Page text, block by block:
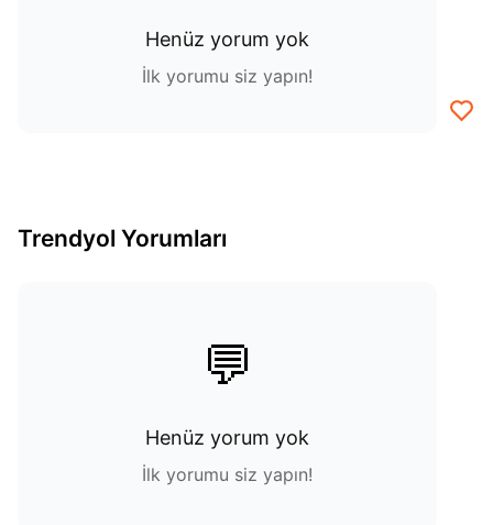
Henüz yorum yok
İlk yorumu siz yapın!
Trendyol Yorumları
💬
Henüz yorum yok
İlk yorumu siz yapın!